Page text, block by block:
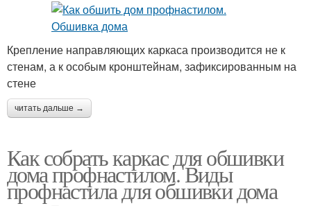
Крепление направляющих каркаса производится не к
стенам, а к особым кронштейнам, зафиксированным на
стене
читать дальше →
Как собрать каркас для обшивки
дома профнастилом. Виды
профнастила для обшивки дома